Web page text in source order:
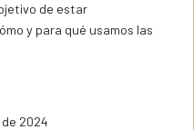
de estar
y para qué usamos las
2024